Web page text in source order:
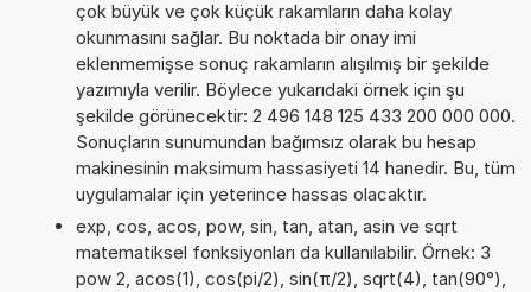
çok büyük ve çok küçük rakamların daha kolay
okunmasını sağlar. Bu noktada bir onay imi
eklenmemişse sonuç rakamların alışılmış bir şekilde
yazımıyla verilir. Böylece yukarıdaki örnek için şu
şekilde görünecektir: 2 496 148 125 433 200 000 000.
Sonuçların sunumundan bağımsız olarak bu hesap
makinesinin maksimum hassasiyeti 14 hanedir. Bu, tüm
uygulamalar için yeterince hassas olacaktır.
exp, cos, acos, pow, sin, tan, atan, asin ve sqrt
matematiksel fonksiyonları da kullanılabilir. Örnek: 3
pow 2, acos(1), cos(pi/2), sin(π/2), sqrt(4), tan(90°),